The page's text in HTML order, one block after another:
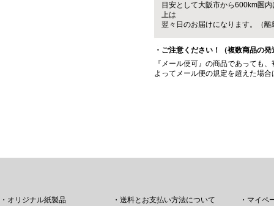
目安として大阪市から600km圏
上は
翌々日のお届けになります。（
・ご注意ください！（複数商品の発
『メール便可』の商品であっても
よってメール便の規定を超えた場
・オリジナル紙製品
・送料とお支払い方法について ・マイペ